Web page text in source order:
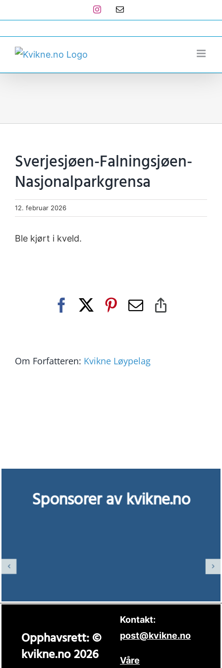
to
content
Instagram
E-
Sverjesjøen-Falningsjøen-
Nasjonalparkgrensa
12. februar 2026
Ble kjørt i kveld.
Facebook Pinterest
E-
Om Forfatteren: Kvikne Løypelag
Sponsorer av kvikne.no
Opphavsrett: ©
kvikne.no 2026
Kontakt:
post@kvikne.no
Våre